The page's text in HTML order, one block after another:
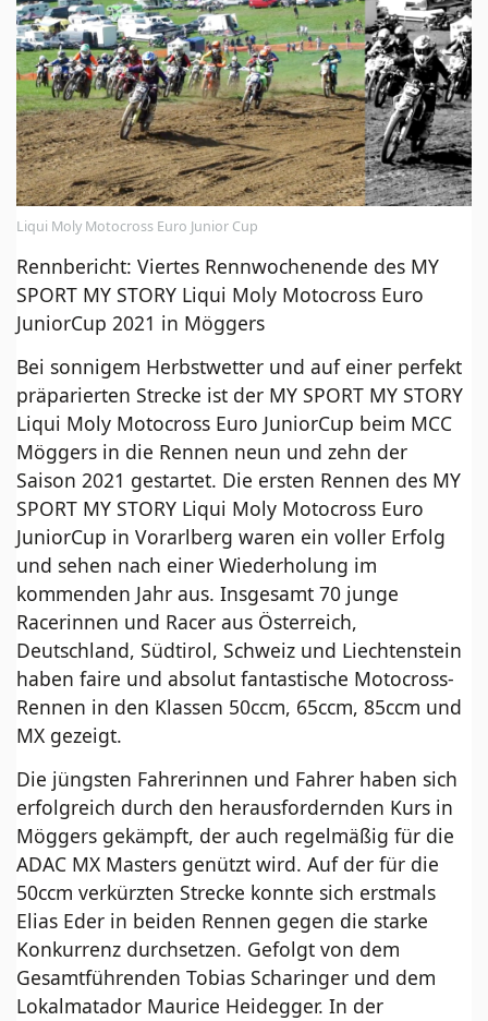
Liqui Moly Motocross Euro Junior Cup
Rennbericht: Viertes Rennwochenende des MY
SPORT MY STORY Liqui Moly Motocross Euro
JuniorCup 2021 in Möggers
Bei sonnigem Herbstwetter und auf einer perfekt
präparierten Strecke ist der MY SPORT MY STORY
Liqui Moly Motocross Euro JuniorCup beim MCC
Möggers in die Rennen neun und zehn der
Saison 2021 gestartet. Die ersten Rennen des MY
SPORT MY STORY Liqui Moly Motocross Euro
JuniorCup in Vorarlberg waren ein voller Erfolg
und sehen nach einer Wiederholung im
kommenden Jahr aus. Insgesamt 70 junge
Racerinnen und Racer aus Österreich,
Deutschland, Südtirol, Schweiz und Liechtenstein
haben faire und absolut fantastische Motocross-
Rennen in den Klassen 50ccm, 65ccm, 85ccm und
MX gezeigt.
Die jüngsten Fahrerinnen und Fahrer haben sich
erfolgreich durch den herausfordernden Kurs in
Möggers gekämpft, der auch regelmäßig für die
ADAC MX Masters genützt wird. Auf der für die
50ccm verkürzten Strecke konnte sich erstmals
Elias Eder in beiden Rennen gegen die starke
Konkurrenz durchsetzen. Gefolgt von dem
Gesamtführenden Tobias Scharinger und dem
Lokalmatador Maurice Heidegger. In der